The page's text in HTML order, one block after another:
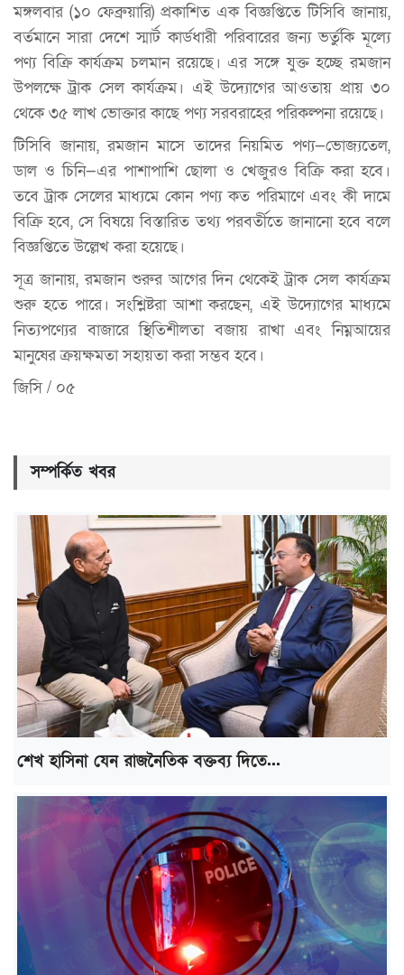
মঙ্গলবার (১০ ফেব্রুয়ারি) প্রকাশিত এক বিজ্ঞপ্তিতে টিসিবি জানায়,
বর্তমানে সারা দেশে স্মার্ট কার্ডধারী পরিবারের জন্য ভর্তুকি মূল্যে
পণ্য বিক্রি কার্যক্রম চলমান রয়েছে। এর সঙ্গে যুক্ত হচ্ছে রমজান
উপলক্ষে ট্রাক সেল কার্যক্রম। এই উদ্যোগের আওতায় প্রায় ৩০
থেকে ৩৫ লাখ ভোক্তার কাছে পণ্য সরবরাহের পরিকল্পনা রয়েছে।
টিসিবি জানায়, রমজান মাসে তাদের নিয়মিত পণ্য—ভোজ্যতেল,
ডাল ও চিনি—এর পাশাপাশি ছোলা ও খেজুরও বিক্রি করা হবে।
তবে ট্রাক সেলের মাধ্যমে কোন পণ্য কত পরিমাণে এবং কী দামে
বিক্রি হবে, সে বিষয়ে বিস্তারিত তথ্য পরবর্তীতে জানানো হবে বলে
বিজ্ঞপ্তিতে উল্লেখ করা হয়েছে।
সূত্র জানায়, রমজান শুরুর আগের দিন থেকেই ট্রাক সেল কার্যক্রম
শুরু হতে পারে। সংশ্লিষ্টরা আশা করছেন, এই উদ্যোগের মাধ্যমে
নিত্যপণ্যের বাজারে স্থিতিশীলতা বজায় রাখা এবং নিম্নআয়ের
মানুষের ক্রয়ক্ষমতা সহায়তা করা সম্ভব হবে।
জিসি / ০৫
সম্পর্কিত খবর
শেখ হাসিনা যেন রাজনৈতিক বক্তব্য দিতে...